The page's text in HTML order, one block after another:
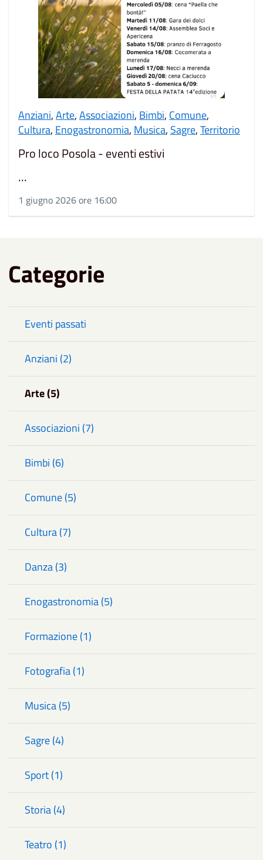
Anziani,Arte,Associazioni, Bimbi, Comune,
Cultura, Enogastronomia, Musica, Sagre,Territorio
Pro loco Posola - eventi estivi
...
1 giugno 2026 ore 16:00
Categorie
Eventi passati
Anziani (2)
Arte (5)
Associazioni (7)
Bimbi (6)
Comune (5)
Cultura (7)
Danza (3)
Enogastronomia (5)
Formazione (1)
Fotografia (1)
Musica (5)
Sagre (4)
Sport (1)
Storia (4)
Teatro (1)